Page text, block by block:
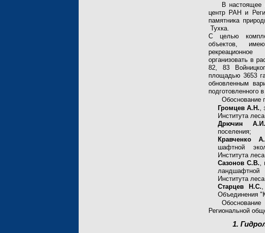
В настоящее
центр РАН и
памятника
Тухка.
С целью
объектов,
организовать в
82, 83
площадью 3653
обновленным
подготовленного в
Обоснование
Громцев А.Н.,
Института
Дрючин А.И.
поселения;
Кравченко
шафтной
Института
Сазонов С.В.,
ландшафтной
Института
Старцев Н.С.,
Объединения
Региональной
1.